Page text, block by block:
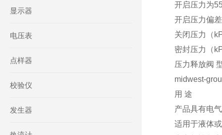
显示器
电压表
点样器
校验仪
发生器
开启压力为
开启压力偏
关闭压力（
密封压力（
压力释放阀
midwest-
用 途
产品具有电
适用于液体